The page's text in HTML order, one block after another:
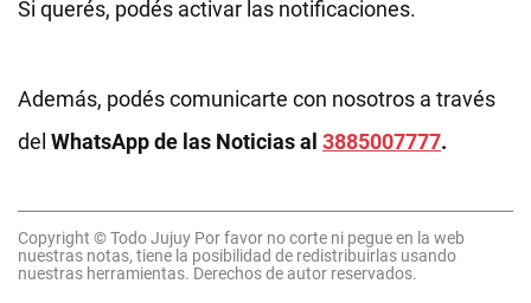
Si querés, podés activar las notificaciones.
Además, podés comunicarte con nosotros a través
del WhatsApp de las Noticias al 3885007777.
Copyright © Todo Jujuy Por favor no corte ni pegue en la web
nuestras notas, tiene la posibilidad de redistribuirlas usando
nuestras herramientas. Derechos de autor reservados.